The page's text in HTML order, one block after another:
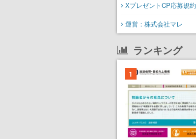
XプレゼントCP応募規約
運営：株式会社マレ
ランキング
1